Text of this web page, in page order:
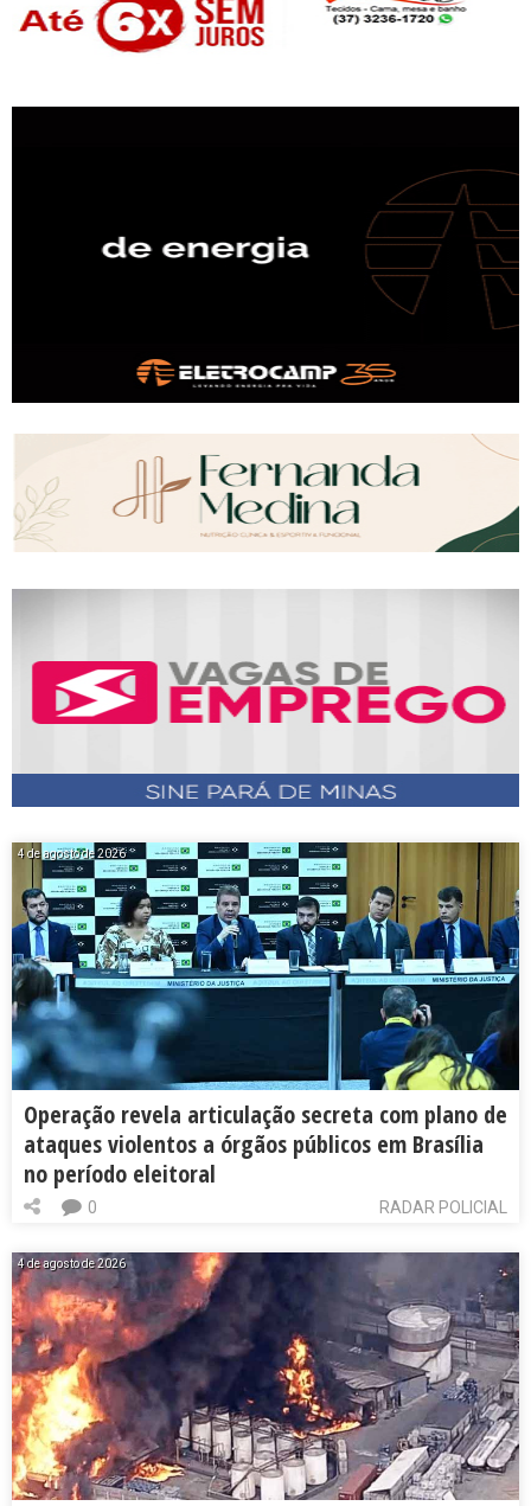
4 de agosto de 2026
Operação revela articulação secreta com plano de
ataques violentos a órgãos públicos em Brasília
no período eleitoral
RADAR POLICIAL
0
4 de agosto de 2026